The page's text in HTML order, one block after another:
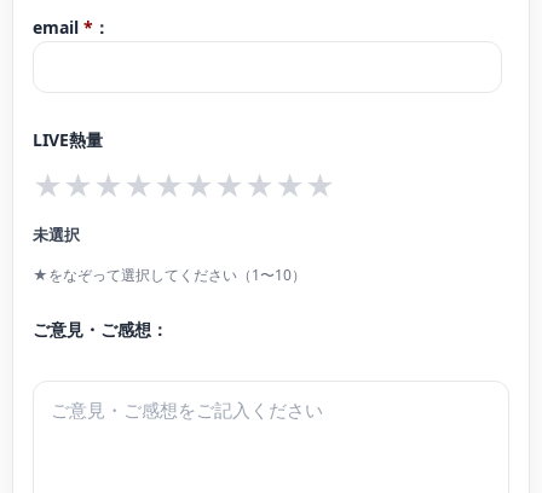
email * ：
LIVE熱量
★★★★★★★★★★
未選択
★をなぞって選択してください（1〜10）
ご意見・ご感想：